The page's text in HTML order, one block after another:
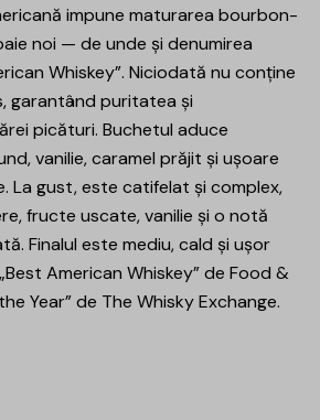
impune maturarea bourbon-
noi — de unde și denumirea
Whiskey”. Niciodată nu conține
garantând puritatea și
picături. Buchetul aduce
vanilie, caramel prăjit și ușoare
La gust, este catifelat și complex,
fructe uscate, vanilie și o notă
Finalul este mediu, cald și ușor
American Whiskey” de Food &
Year” de The Whisky Exchange.